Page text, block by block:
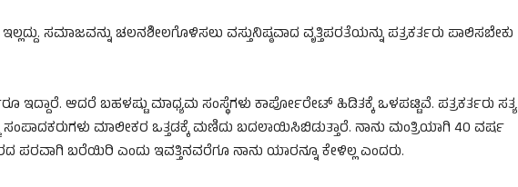
ಸಮಾಜವನ್ನು ಚಲನಶೀಲಗೊಳಿಸಲು ವಸ್ತುನಿಷ್ಠವಾದ ವೃತ್ತಿಪರತೆಯನ್ನು ಪತ್ರಕರ್ತರು ಪಾಲಿಸಬೇಕು
ಇದ್ದಾರೆ. ಆದರೆ ಬಹಳಷ್ಟು ಮಾಧ್ಯಮ‌ ಸಂಸ್ಥೆಗಳು ಕಾರ್ಪೋರೇಟ್ ಹಿಡಿತಕ್ಕೆ ಒಳಪಟ್ಟಿವೆ. ಪತ್ರಕರ್ತರು ಸತ್ಯ
ಮಾಲೀಕರ ಒತ್ತಡಕ್ಕೆ ಮಣಿದು ಬದಲಾಯಿಸಿಬಿಡುತ್ತಾರೆ. ನಾನು ಮಂತ್ರಿಯಾಗಿ 40 ವರ್ಷ
ಪರವಾಗಿ ಬರೆಯಿರಿ ಎಂದು ಇವತ್ತಿನವರೆಗೂ ನಾನು ಯಾರನ್ನೂ ಕೇಳಿಲ್ಲ‌ ಎಂದರು.